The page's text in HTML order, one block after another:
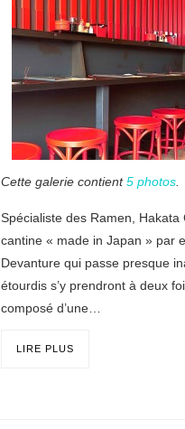
Cette galerie contient5 photos
Spécialiste des Ramen, Hakata
cantine « made in Japan » par
Devanture qui passe presque
étourdis s’y prendront à deux
composé d’une…
LIRE PLUS